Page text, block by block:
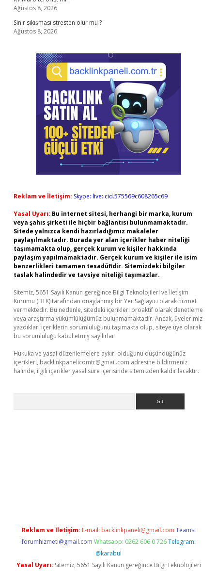
Ağustos 8, 2026
Sinir sıkışması stresten olur mu ?
Ağustos 8, 2026
Reklam ve İletişim: Skype: live:.cid.575569c608265c69
Yasal Uyarı: Bu internet sitesi, herhangi bir marka, kurum
veya şahıs şirketi ile hiçbir bağlantısı bulunmamaktadır.
Sitede yalnızca kendi hazırladığımız makaleler
paylaşılmaktadır. Burada yer alan içerikler haber niteliği
taşımamakta olup, gerçek kurum ve kişiler hakkında
paylaşım yapılmamaktadır. Gerçek kurum ve kişiler ile isim
benzerlikleri tamamen tesadüfidir. Sitemizdeki bilgiler
taslak halindedir ve tavsiye niteliği taşımazlar.
Sitemiz, 5651 Sayılı Kanun gereğince Bilgi Teknolojileri ve İletişim
Kurumu (BTK) tarafından onaylanmış bir Yer Sağlayıcı olarak hizmet
vermektedir. Bu nedenle, sitedeki içerikleri proaktif olarak denetleme
veya araştırma yükümlülüğümüz bulunmamaktadır. Ancak, üyelerimiz
yazdıkları içeriklerin sorumluluğunu taşımakta olup, siteye üye olarak
bu sorumluluğu kabul etmiş sayılırlar.
Hukuka ve yasal düzenlemelere aykırı olduğunu düşündüğünüz
içerikleri, backlinkpanelicomtr@gmail.com adresine bildirmeniz
halinde, ilgili içerikler yasal süre içerisinde sitemizden kaldırılacaktır.
Reklam ve İletişim: E-mail: backlinkpaneli@gmail.com Teams:
forumhizmeti@gmail.com Whatsapp: 0262 606 0 726 Telegram:
@karabul
Yasal Uyarı: Sitemiz, 5651 Sayılı Kanun gereğince Bilgi Teknolojileri